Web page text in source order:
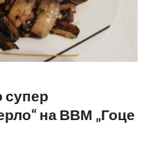
супер
на ВВМ „Гоце